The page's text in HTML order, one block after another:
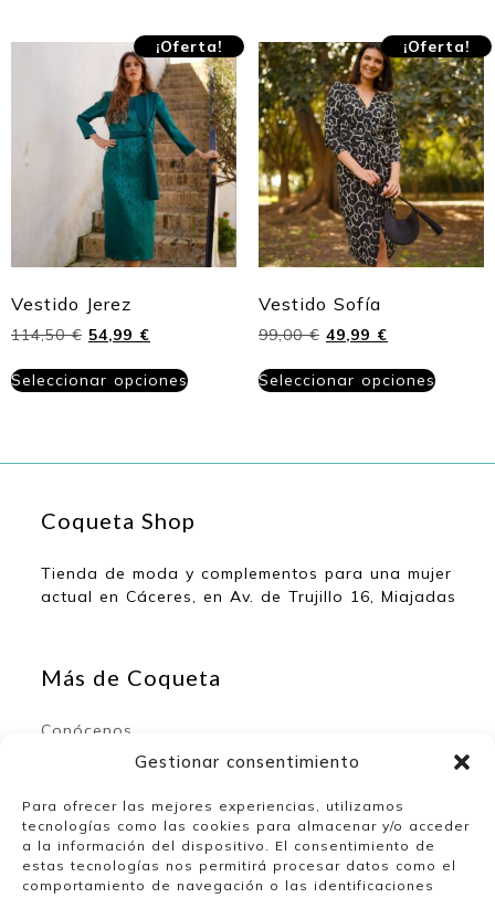
Gestionar consentimiento
Para ofrecer las mejores experiencias, utilizamos
tecnologías como las cookies para almacenar y/o acceder
a la información del dispositivo. El consentimiento de
estas tecnologías nos permitirá procesar datos como el
comportamiento de navegación o las identificaciones
¡Oferta!
Vestido Jerez
114,50€ 54,99 €
Seleccionar opciones
¡Oferta!
Vestido Sofía
99,00€ 49,99 €
Seleccionar opciones
Coqueta Shop
Tienda de moda y complementos para una mujer
actual en Cáceres, en Av. de Trujillo 16, Miajadas
Más de Coqueta
Conócenos
Mi espacio
Mi cuenta